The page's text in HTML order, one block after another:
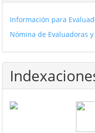
Información para
Nómina de Evaluadoras